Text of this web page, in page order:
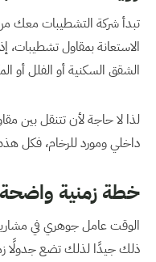
تبدأ شركة التشطيبات
الاستعانة بمقاول تشطيبات،
الشقق السكنية أو الفلل أو
لذا لا حاجة لأن تتنقل بين
داخلي ومورد للرخام، فكل
خطة زمنية واضحة
الوقت عامل جوهري في
ذلك جيدًا لذلك تضع جدولًا